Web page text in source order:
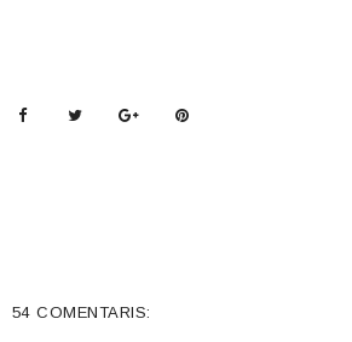
54 COMENTARIS: